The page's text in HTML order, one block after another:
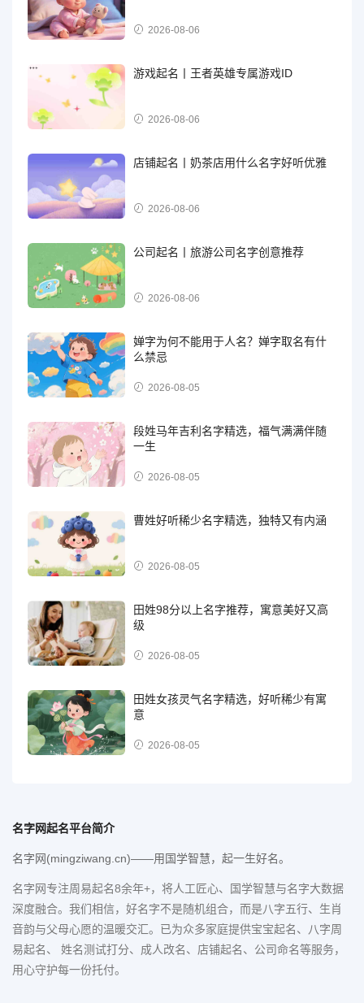
2026-08-06
游戏起名丨王者英雄专属游戏ID
2026-08-06
店铺起名丨奶茶店用什么名字好听优雅
2026-08-06
公司起名丨旅游公司名字创意推荐
2026-08-06
婵字为何不能用于人名？婵字取名有什
么禁忌
2026-08-05
段姓马年吉利名字精选，福气满满伴随
一生
2026-08-05
曹姓好听稀少名字精选，独特又有内涵
2026-08-05
田姓98分以上名字推荐，寓意美好又高
级
2026-08-05
田姓女孩灵气名字精选，好听稀少有寓
意
2026-08-05
名字网起名平台简介
名字网(mingziwang.cn)——用国学智慧，起一生好名。
名字网专注周易起名8余年+，将人工匠心、国学智慧与名字大数据
深度融合。我们相信，好名字不是随机组合，而是八字五行、生肖
音韵与父母心愿的温暖交汇。已为众多家庭提供宝宝起名、八字周
易起名、 姓名测试打分、成人改名、店铺起名、公司命名等服务，
用心守护每一份托付。